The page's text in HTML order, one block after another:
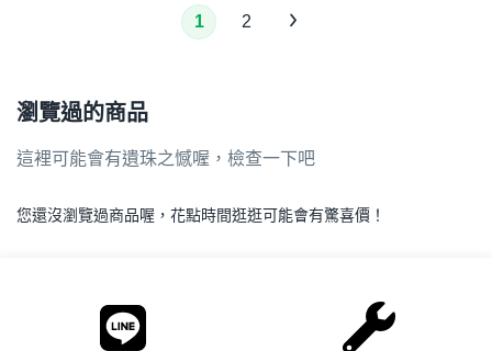
1 2
瀏覽過的商品
這裡可能會有遺珠之憾喔，檢查一下吧
您還沒瀏覽過商品喔，花點時間逛逛可能會有驚喜價！